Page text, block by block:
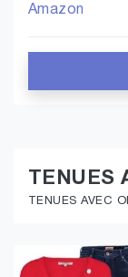
Amazon
TENUES
TENUES AVEC